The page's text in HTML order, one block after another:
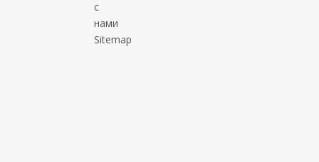
с
нами
Sitemap